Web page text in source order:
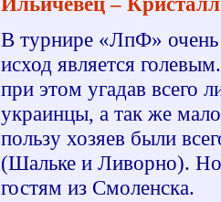
В турнире «ЛпФ» очень
исход является
при этом угадав всего
украинцы, а так же
пользу хозяев были
(Шальке и Ливорно). Но
гостям из Смоленска.